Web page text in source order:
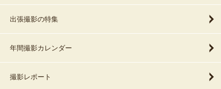
出張撮影の特集
年間撮影カレンダー
撮影レポート